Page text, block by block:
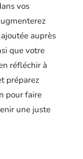
vos
auprès
que votre
réfléchir à
préparez
pour faire
une juste